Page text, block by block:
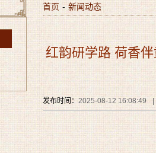
首页 - 新闻动态
红韵研学路 荷香
发布时间：2025-08-12 16:08:49